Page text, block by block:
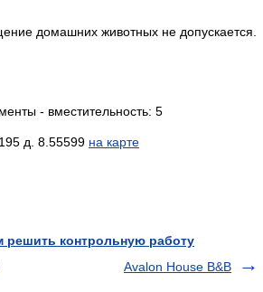
домашних животных не допускается.
- вместительность: 5
д. 8.55599 на карте
решить контрольную работу
Avalon House B&B